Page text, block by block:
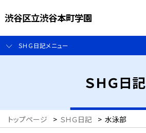
渋谷区立渋谷本町学園
ＳＨＧ日記メニュー
ＳＨＧ日記
トップページ > ＳＨＧ日記 > 水泳部